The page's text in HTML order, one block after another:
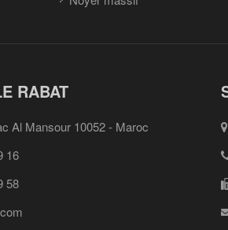
RABAT
Al Mansour 10052 - Maroc
16
58